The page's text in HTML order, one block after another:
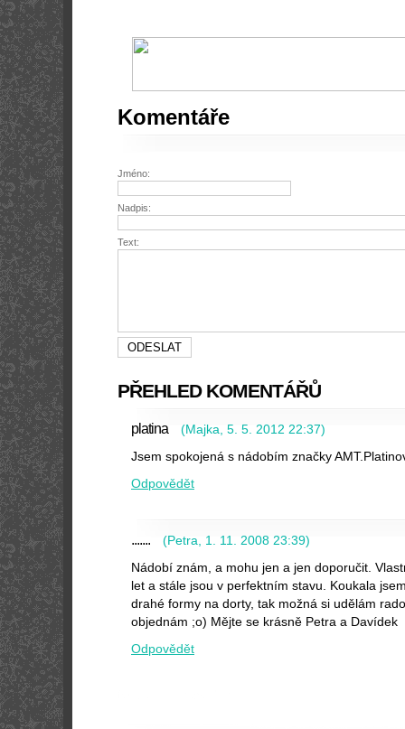
Komentáře
Jméno:
Nadpis:
Text:
PŘEHLED KOMENTÁŘŮ
platina (Majka 5. 5. 2012 22:37)
Jsem spokojená s nádobím značky
Odpovědět
....... (Petra 1. 11. 2008 23:39)
Nádobí znám, a mohu jen a jen doporučit.
let a stále jsou v perfektním stavu. Koukala
drahé formy na dorty, tak možná si udělám
objednám ;o) Mějte se krásně Petra a Davídek
Odpovědět